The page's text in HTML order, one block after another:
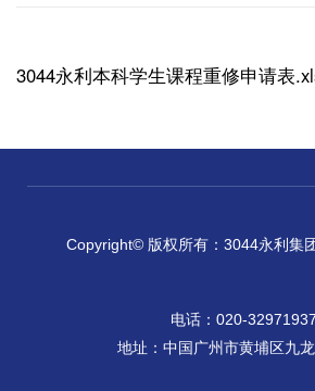
3044永利本科学生课程重修申请表
Copyright© 版权所有：3044永利集
电话：020-32971937
地址：中国广州市黄埔区九